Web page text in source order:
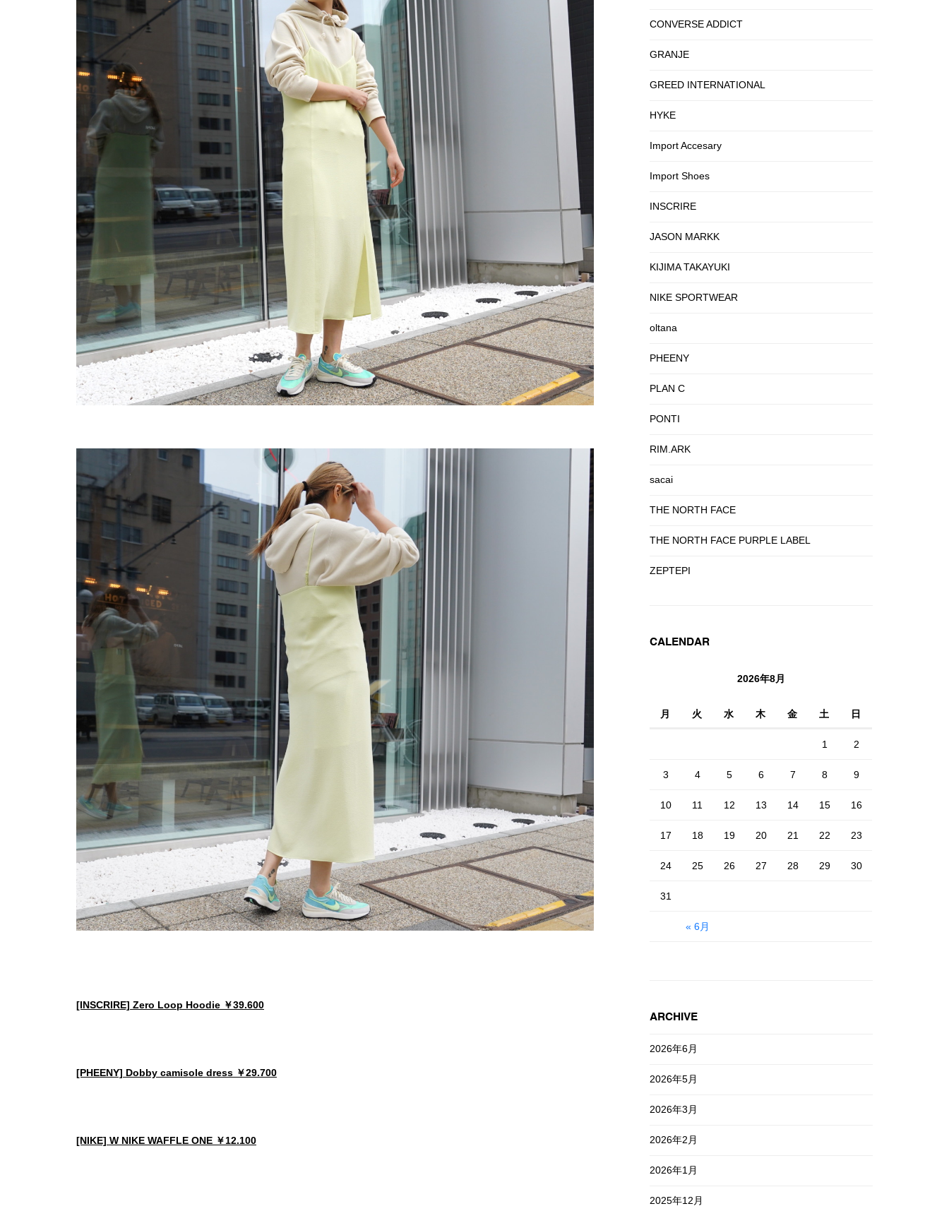
[INSCRIRE] Zero Loop Hoodie ￥39.600
[PHEENY] Dobby camisole dress ￥29.700
[NIKE] W NIKE WAFFLE ONE ￥12.100
CONVERSE ADDICT
GRANJE
GREED INTERNATIONAL
HYKE
Import Accesary
Import Shoes
INSCRIRE
JASON MARKK
KIJIMA TAKAYUKI
NIKE SPORTWEAR
oltana
PHEENY
PLAN C
PONTI
RIM.ARK
sacai
THE NORTH FACE
THE NORTH FACE PURPLE LABEL
ZEPTEPI
CALENDAR
2026年8月
月 火 水 木 金 土 日
« 6月
1 2
3 4 5 6 7 8 9
10 11 12 13 14 15 16
17 18 19 20 21 22 23
24 25 26 27 28 29 30
31
ARCHIVE
2026年6月
2026年5月
2026年3月
2026年2月
2026年1月
2025年12月